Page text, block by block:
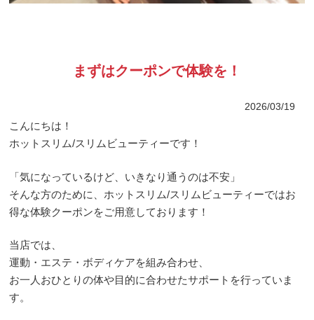
まずはクーポンで体験を！
2026/03/19
こんにちは！
ホットスリム/スリムビューティーです！
「気になっているけど、いきなり通うのは不安」
そんな方のために、ホットスリム/スリムビューティーではお
得な体験クーポンをご用意しております！
当店では、
運動・エステ・ボディケアを組み合わせ、
お一人おひとりの体や目的に合わせたサポートを行っていま
す。